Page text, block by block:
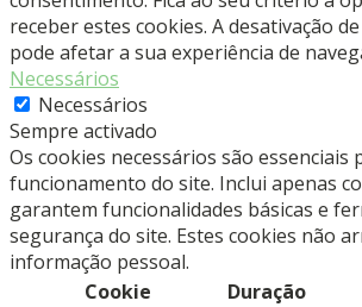
receber estes cookies. A desativação
pode afetar a sua experiência de
Necessários
Necessários
Sempre activado
Os cookies necessários são essenciais
funcionamento do site. Inclui apenas
garantem funcionalidades básicas e
segurança do site. Estes cookies não
informação pessoal.
Cookie
Duração